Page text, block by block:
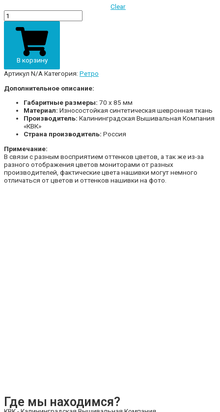
Clear
Шеврон
"44
бригада
Балтийского
Флота"
В-21
quantity
В корзину
Артикул N/A Категория: Ретро
Дополнительное описание:
Габаритные размеры: 70 х 85 мм
Материал: Износостойкая синтетическая шевронная ткань
Производитель: Калининградская Вышивальная Компания
«КВК»
Страна производитель: Россия
Примечание:
В связи с разным восприятием оттенков цветов, а так же из-за
разного отображения цветов мониторами от разных
производителей, фактические цвета нашивки могут немного
отличаться от цветов и оттенков нашивки на фото.
Где мы находимся?